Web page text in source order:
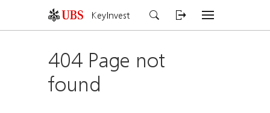
KeyInvest
404 Page not
found